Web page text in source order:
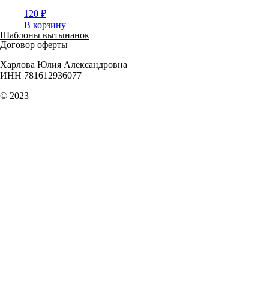
120 ₽
В корзину
Шаблоны вытынанок
Договор оферты
Харлова Юлия Александровна
ИНН 781612936077
© 2023